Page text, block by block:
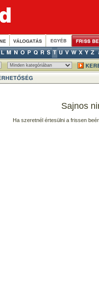
Sajnos
Ha szeretnél értesülni a frissen